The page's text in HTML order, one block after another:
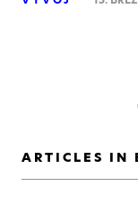
ARTICLES IN